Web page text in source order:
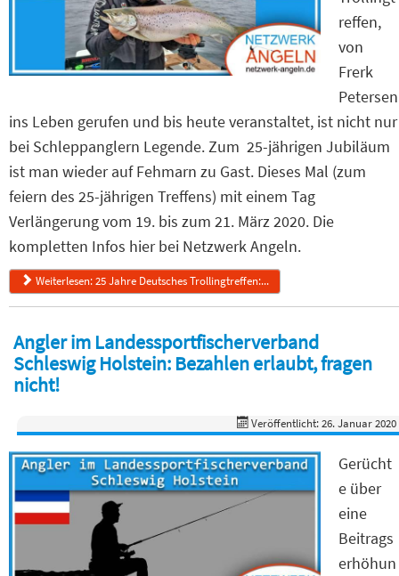
reffen,
von
Frerk
Petersen
ins Leben gerufen und bis heute veranstaltet, ist nicht nur
bei Schleppanglern Legende. Zum 25-jährigen Jubiläum
ist man wieder auf Fehmarn zu Gast. Dieses Mal (zum
feiern des 25-jährigen Treffens) mit einem Tag
Verlängerung vom 19. bis zum 21. März 2020. Die
kompletten Infos hier bei Netzwerk Angeln.
Weiterlesen: 25 Jahre Deutsches Trollingtreffen:...
Angler im Landessportfischerverband
Schleswig Holstein: Bezahlen erlaubt, fragen
nicht!
Veröffentlicht: 26. Januar 2020
Gerücht
e über
eine
Beitrags
erhöhun